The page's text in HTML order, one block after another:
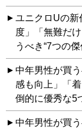
ユニクロUの新
度」「無難だ
うべき“7つの
中年男性が買
感も向上」「
倒的に優秀な5
中年男性が買